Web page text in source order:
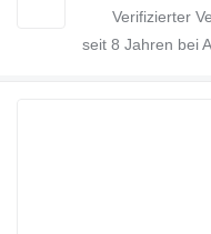
seit 8 Jahren bei